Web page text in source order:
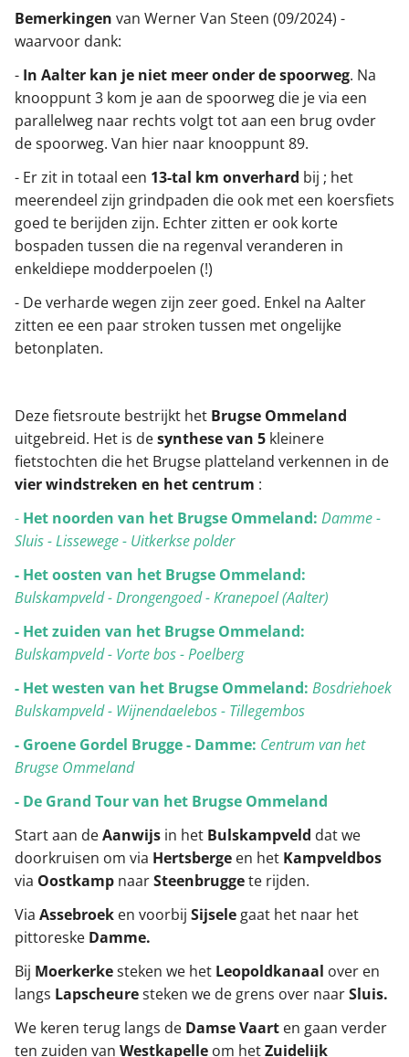
Bemerkingen van Werner Van Steen (09/2024) -
waarvoor dank:
- In Aalter kan je niet meer onder de spoorweg. Na
knooppunt 3 kom je aan de spoorweg die je via een
parallelweg naar rechts volgt tot aan een brug ovder
de spoorweg. Van hier naar knooppunt 89.
- Er zit in totaal een 13-tal km onverhard bij ; het
meerendeel zijn grindpaden die ook met een koersfiets
goed te berijden zijn. Echter zitten er ook korte
bospaden tussen die na regenval veranderen in
enkeldiepe modderpoelen (!)
- De verharde wegen zijn zeer goed. Enkel na Aalter
zitten ee een paar stroken tussen met ongelijke
betonplaten.
Deze fietsroute bestrijkt het Brugse Ommeland
uitgebreid. Het is desynthese van 5 kleinere
fietstochten die het Brugse platteland verkennen in de
vier windstreken en het centrum :
- Het noorden van het Brugse Ommeland: Damme -
Sluis - Lissewege - Uitkerkse polder
- Het oosten van het Brugse Ommeland:
Bulskampveld - Drongengoed - Kranepoel (Aalter)
- Het zuiden van het Brugse Ommeland:
Bulskampveld - Vorte bos - Poelberg
- Het westen van het Brugse Ommeland: Bosdriehoek
Bulskampveld - Wijnendaelebos - Tillegembos
- Groene Gordel Brugge - Damme: Centrum van het
Brugse Ommeland
- De Grand Tour van het Brugse Ommeland
Start aan deAanwijs in het Bulskampveld dat we
doorkruisen om via Hertsberge en het Kampveldbos
via Oostkamp naarSteenbruggete rijden.
Via Assebroek en voorbij Sijsele gaat het naar het
pittoreske Damme.
Bij Moerkerkesteken we het Leopoldkanaal over en
langs Lapscheuresteken we de grens over naarSluis.
We keren terug langs de Damse Vaart en gaan verder
ten zuiden van Westkapelle om hetZuidelijk